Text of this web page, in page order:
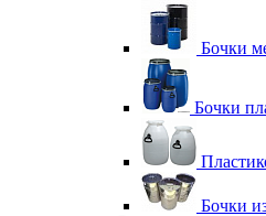
Бочки
Бочки
Бочки